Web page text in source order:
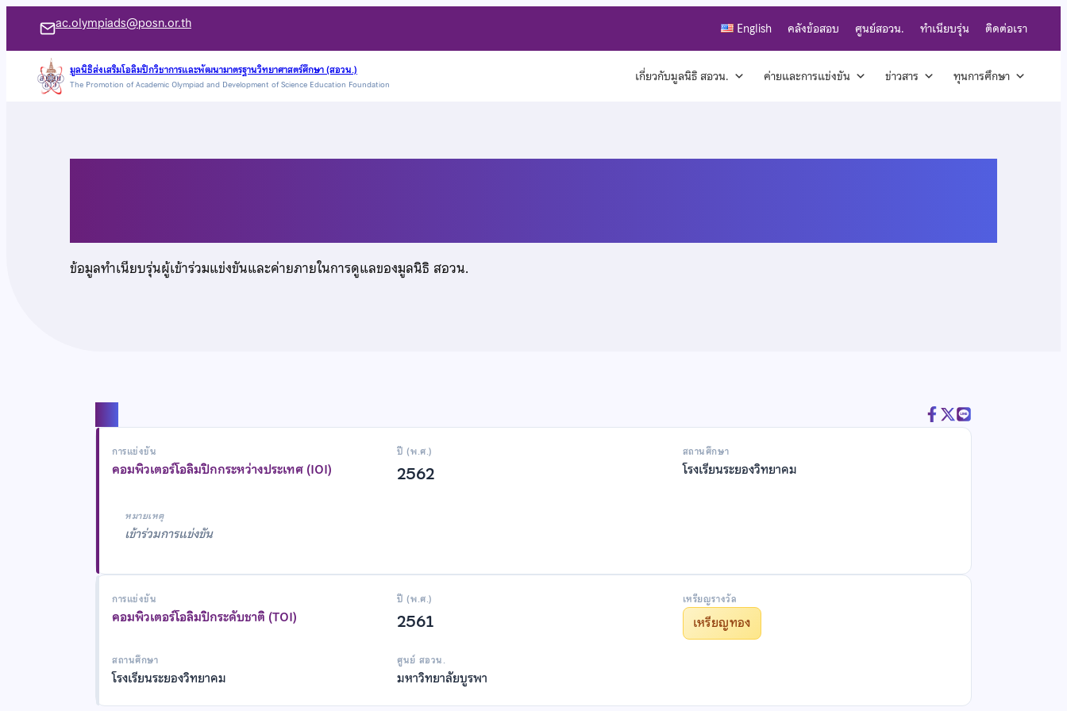
เนื้อหา
ac.olympiads@posn.or.th English คลังข้อสอบ ศูนย์สอวน. ทำเนียบรุ่น ติดต่อเรา
มูลนิธิส่งเสริมโอลิมปิกวิชาการและพัฒนามาตรฐานวิทยาศาสตร์ศึกษา (สอวน.)
The Promotion of Academic Olympiad and Development of Science Education Foundation เกี่ยวกับมูลนิธิ สอวน. ค่ายและการแข่งขัน ข่าวสาร ทุนการศึกษา
ข้อมูลทำเนียบรุ่นผู้เข้าร่วมแข่งขันและค่ายภายในการดูแลของมูลนิธิ สอวน.
การแข่งขัน
คอมพิวเตอร์โอลิมปิกกระหว่างประเทศ (IOI)
ปี (พ.ศ.)
2562
สถานศึกษา
โรงเรียนระยองวิทยาคม
หมายเหตุ
เข้าร่วมการแข่งขัน
การแข่งขัน
คอมพิวเตอร์โอลิมปิกระดับชาติ (TOI)
ปี (พ.ศ.)
2561
เหรียญรางวัล
เหรียญทอง
สถานศึกษา
โรงเรียนระยองวิทยาคม
ศูนย์ สอวน.
มหาวิทยาลัยบูรพา